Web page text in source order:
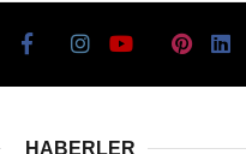
HABERLER